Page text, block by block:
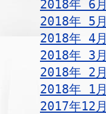
2018年 6月
2018年 5月
2018年 4月
2018年 3月
2018年 2月
2018年 1月
2017年12月